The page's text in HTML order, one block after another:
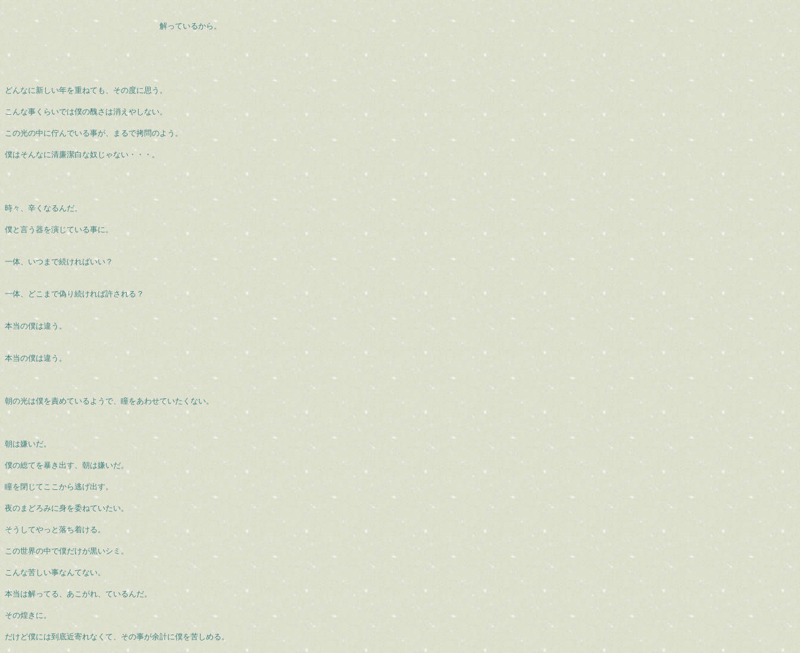
解っているから。
どんなに新しい年を重ねても、その度に思う。
こんな事くらいでは僕の醜さは消えやしない。
この光の中に佇んでいる事が、まるで拷問のよう。
僕はそんなに清廉潔白な奴じゃない・・・。
時々、辛くなるんだ。
僕と言う器を演じている事に。
一体、いつまで続ければいい？
一体、どこまで偽り続ければ許される？
本当の僕は違う。
本当の僕は違う。
朝の光は僕を責めているようで、瞳をあわせていたくない。
朝は嫌いだ。
僕の総てを暴き出す、朝は嫌いだ。
瞳を閉じてここから逃げ出す。
夜のまどろみに身を委ねていたい。
そうしてやっと落ち着ける。
この世界の中で僕だけが黒いシミ。
こんな苦しい事なんてない。
本当は解ってる、あこがれ、ているんだ。
その煌きに。
だけど僕には到底近寄れなくて、その事が余計に僕を苦しめる。